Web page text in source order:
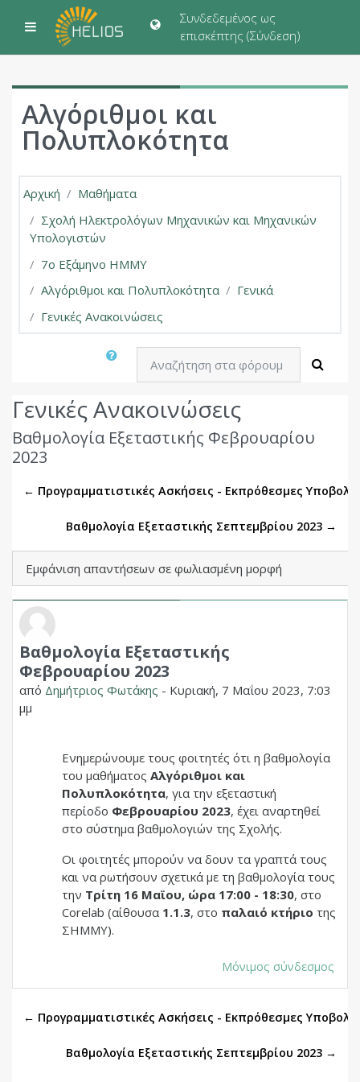
Μετάβαση στο κεντρικό περιεχόμενο
Πλευρικός πίνακας
Συνδεδεμένος ως
επισκέπτης (Σύνδεση)
Αλγόριθμοι και
Πολυπλοκότητα
Αρχική
Μαθήματα
Σχολή Ηλεκτρολόγων Μηχανικών και Μηχανικών
Υπολογιστών
7ο Εξάμηνο ΗΜΜΥ
Αλγόριθμοι και Πολυπλοκότητα
Γενικά
Γενικές Ανακοινώσεις
Γενικές Ανακοινώσεις
Βαθμολογία Εξεταστικής Φεβρουαρίου
2023
← Προγραμματιστικές Ασκήσεις - Εκπρόθεσμες
Βαθμολογία Εξεταστικής Σεπτεμβρίου 2023 →
Λειτουργία εμφάνισης
Βαθμολογία Εξεταστικής
Φεβρουαρίου 2023
από Δημήτριος Φωτάκης - Κυριακή, 7 Μαΐου 2023, 7:03
μμ
Αριθμός απαντήσεων: 0
Ενημερώνουμε τους φοιτητές ότι η βαθμολογία
του μαθήματος Αλγόριθμοι και
Πολυπλοκότητα, για την εξεταστική
περίοδο Φεβρουαρίου 2023, έχει αναρτηθεί
στο σύστημα βαθμολογιών της Σχολής.
Οι φοιτητές μπορούν να δουν τα γραπτά τους
και να ρωτήσουν σχετικά με τη βαθμολογία τους
την Τρίτη 16 Μαϊου, ώρα 17:00 - 18:30, στο
Corelab (αίθουσα 1.1.3, στο παλαιό κτήριο της
ΣΗΜΜΥ).
Μόνιμος σύνδεσμος
← Προγραμματιστικές Ασκήσεις - Εκπρόθεσμες
Βαθμολογία Εξεταστικής Σεπτεμβρίου 2023 →